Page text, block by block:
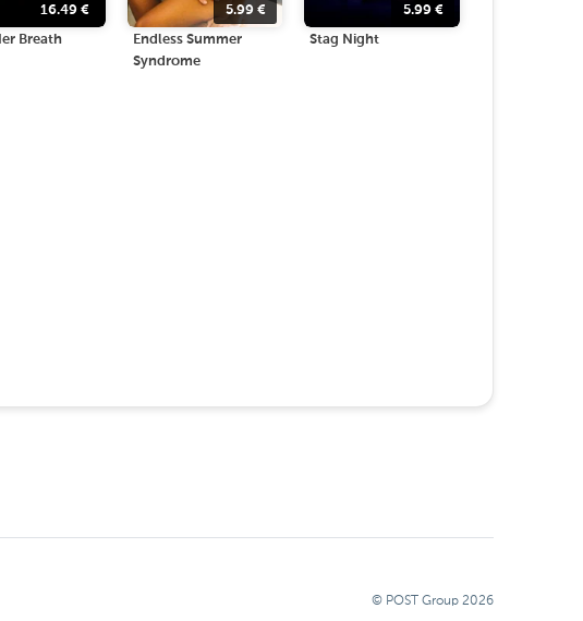
16.49€
Breath
5.99 €
Endless Summer
Syndrome
5.99€
Stag Night
© POST Group 2026